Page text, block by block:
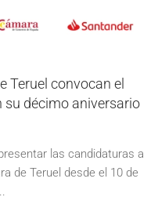
Teruel convocan el
su décimo aniversario
las candidaturas a
de Teruel desde el 10 de